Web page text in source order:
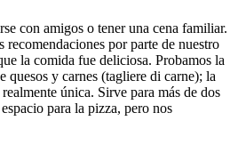
con amigos o tener una cena familiar.
recomendaciones por parte de nuestro
la comida fue deliciosa. Probamos la
quesos y carnes (tagliere di carne); la
única. Sirve para más de dos
para la pizza, pero nos